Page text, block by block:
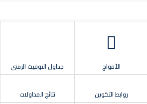
الأفواج جداول التوقيت الزمني
روابط التكوين نتائج المداولات